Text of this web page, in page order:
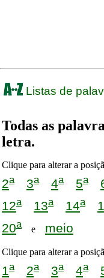
Listas de
Todas as
letra.
Clique para alterar a
2a 3a 4a 5a
12a 13a 14a
20ae meio
Clique para alterar a
1a 2a 3a 4a